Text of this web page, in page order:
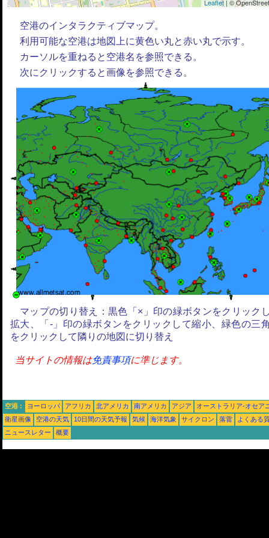
Leaflet | ©
空港のインタラクティブマップ。
利用可能な空港は地図上に黄色い丸と赤い丸で示す。
カーソルを重ねると空港名を参照できる。
次にクリックすると画像を参照できる。
マップの切り替え：黒色「×」印の緑ボタンをクリック
拡大、「-」印の緑ボタンをクリックして縮小、緑色の三
をクリックして隣りの地図に切り替え
当サイトの情報は免責事項に準じます。
空港 : ヨーロッパ アフリカ 北アメリカ 南アメリカ アジア
オーストラリア-オセア
衛星画像
空港の天気 10日間の天気予報 気候 海洋気象 サイクロン 落雷
よくある
ニュースレター
概要